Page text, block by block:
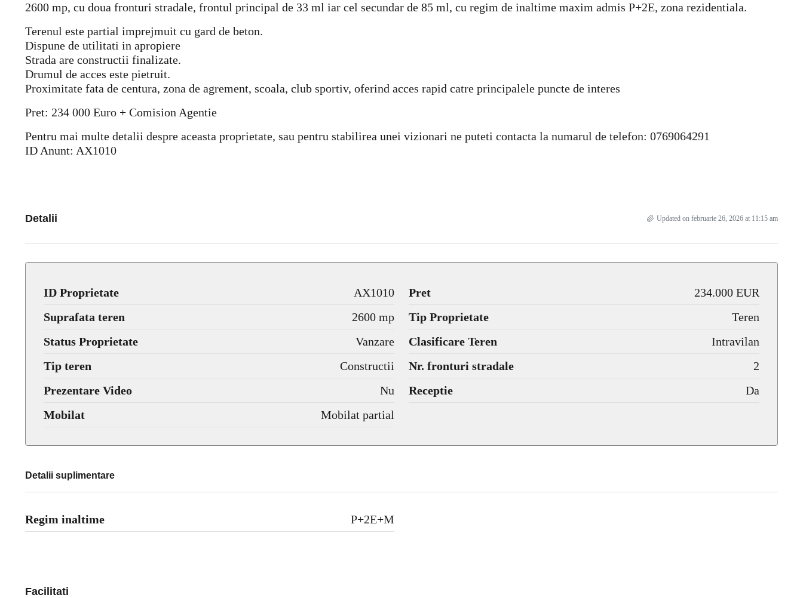
2600 mp, cu doua fronturi stradale, frontul principal de 33 ml iar cel secundar de 85 ml, cu regim de inaltime maxim admis P+2E, zona rezidentiala.
Terenul este partial imprejmuit cu gard de beton.
Dispune de utilitati in apropiere
Strada are constructii finalizate.
Drumul de acces este pietruit.
Proximitate fata de centura, zona de agrement, scoala, club sportiv, oferind acces rapid catre principalele puncte de interes
Pret: 234 000 Euro + Comision Agentie
Pentru mai multe detalii despre aceasta proprietate, sau pentru stabilirea unei vizionari ne puteti contacta la numarul de telefon: 0769064291
ID Anunt: AX1010
Detalii Updated on februarie 26, 2026 at 11:15 am
ID Proprietate AX1010 Pret
234.000 EUR
Suprafata teren
2600 mp Tip Proprietate
Teren
Status Proprietate
Vanzare Clasificare Teren
Intravilan
Tip teren
Constructii Nr. fronturi stradale
2
Prezentare Video
Nu Receptie
Da
Mobilat
Mobilat partial
Detalii suplimentare
Regim inaltime P+2E+M
Facilitati